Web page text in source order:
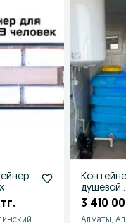
по Алматы и Казахстану.
душевой,
3 410
Алматы,